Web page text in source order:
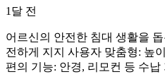
1달 전
어르신의 안전한 침대 생활을
전하게 지지 사용자 맞춤형: 높
편의 기능: 안경, 리모컨 등 수